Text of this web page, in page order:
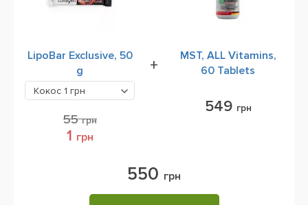
LipoBar Exclusive, 50
g
Кокос 1 грн
55грн
1 грн
+
MST, ALL Vitamins,
60 Tablets
549 грн
550 грн